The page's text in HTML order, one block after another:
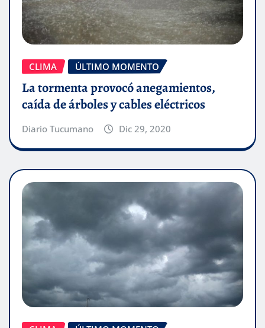
CLIMA ÚLTIMO MOMENTO
La tormenta provocó anegamientos,
caída de árboles y cables eléctricos
Diario Tucumano Dic 29, 2020